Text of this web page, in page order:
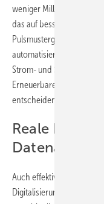
weniger Millisekunden im
das auf besser als 100
Pulsmustergenerierung
automatisiertes Ein- und
Strom- und
Erneuerbaren-Anlagen
entscheidenden
Reale
Datenauslese
Auch effektivere
Digitalisierungsziel